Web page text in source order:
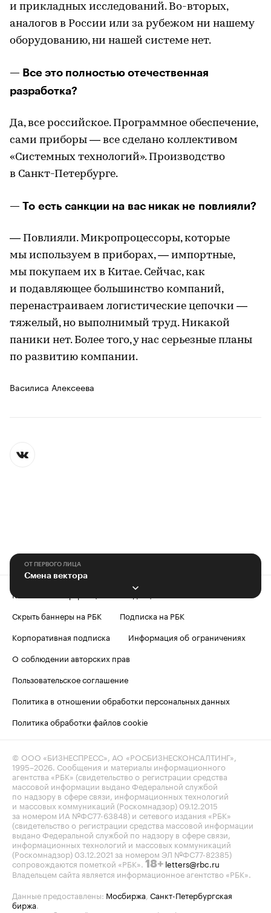
и прикладных исследований. Во-вторых,
аналогов в России или за рубежом ни нашему
оборудованию, ни нашей системе нет.
— Все это полностью отечественная
разработка?
Да, все российское. Программное обеспечение,
сами приборы — все сделано коллективом
«Системных технологий». Производство
в Санкт-Петербурге.
— То есть санкции на вас никак не повлияли?
— Повлияли. Микропроцессоры, которые
мы используем в приборах, — импортные,
мы покупаем их в Китае. Сейчас, как
и подавляющее большинство компаний,
перенастраиваем логистические цепочки —
тяжелый, но выполнимый труд. Никакой
паники нет. Более того, у нас серьезные планы
по развитию компании.
Василиса Алексеева
ОТ ПЕРВОГО ЛИЦА
Смена вектора
Контактная информация
Редакция
Скрыть баннеры на РБК
Подписка на РБК
Корпоративная подписка
Информация об ограничениях
О соблюдении авторских прав
Пользовательское соглашение
Политика в отношении обработки персональных данных
Политика обработки файлов cookie
© ООО «БИЗНЕСПРЕСС», АО «РОСБИЗНЕСКОНСАЛТИНГ»,
1995–2026 . Сообщения и материалы информационного
агентства «РБК» (свидетельство о регистрации средства
массовой информации выдано Федеральной службой
по надзору в сфере связи, информационных технологий
и массовых коммуникаций (Роскомнадзор) 09.12.2015
за номером ИА №ФС77-63848) и сетевого издания «РБК»
(свидетельство о регистрации средства массовой информации
выдано Федеральной службой по надзору в сфере связи,
информационных технологий и массовых коммуникаций
(Роскомнадзор) 03.12.2021 за номером ЭЛ №ФС77-82385)
сопровождаются пометкой «РБК». 18+ letters@rbc.ru
Владельцем сайта является информационное агентство «РБК».
Данные предоставлены: Мосбиржа Санкт-Петербургская
биржа